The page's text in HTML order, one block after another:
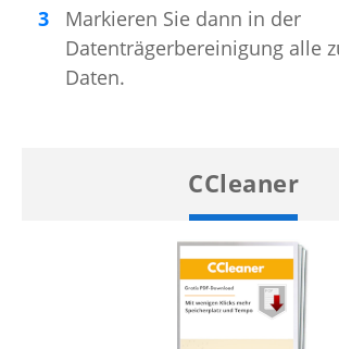
Markieren Sie dann in der
Datenträgerbereinigung alle
Daten.